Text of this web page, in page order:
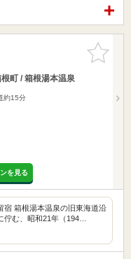
お気に入
りに追加
町 / 箱根湯本温泉
約15分
を見る
宿 箱根湯本温泉の旧東海道沿
佇む、昭和21年（194…